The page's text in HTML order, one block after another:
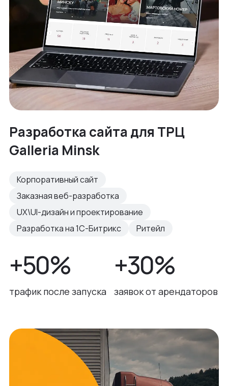
Разработка сайта для ТРЦ
Galleria Minsk
Корпоративный сайт
Заказная веб-разработка
UX\UI-дизайн и проектирование
Разработка на 1С-Битрикс
Ритейл
+50%
трафик после запуска
+30%
заявок от арендаторов